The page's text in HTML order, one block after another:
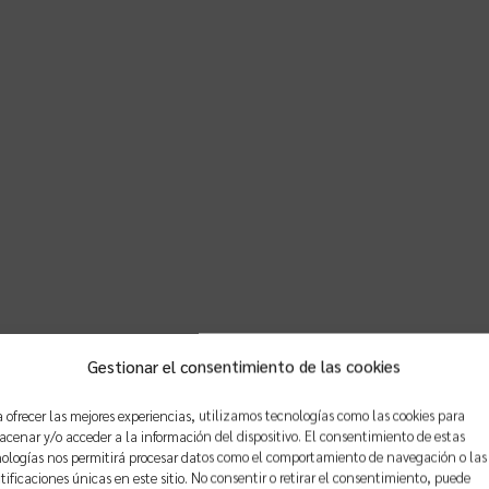
Gestionar el consentimiento de las cookies
ofrecer las mejores experiencias, utilizamos tecnologías como las cookies para
y/o acceder a la información del dispositivo. El consentimiento de estas
nos permitirá procesar datos como el comportamiento de navegación o las
únicas en este sitio. No consentir o retirar el consentimiento, puede
relacionadas con informes, detalles y